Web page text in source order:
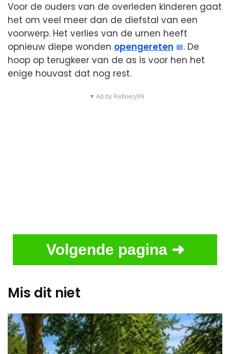
Voor de ouders van de overleden kinderen gaat
het om veel meer dan de diefstal van een
voorwerp. Het verlies van de urnen heeft
opnieuw diepe wonden opengereten
. De
hoop op terugkeer van de as is voor hen het
enige houvast dat nog rest.
▼ Ad by Refinery89
Volgende pagina ➜
Mis dit niet